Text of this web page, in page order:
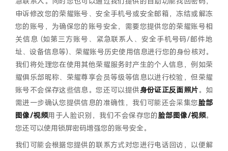
申诉修改您的荣耀账号、安全手机号或安全邮箱，冻结或解冻
您的账号，为确保您的账号安全，需要您提供您的荣耀账号相
关信息 (如第三方账号、紧急联系人、安全手机号码/邮件地
址、设备信息等)、荣耀账号历史使用信息进行您的身份核对。
我们将处理您在使用其他荣耀服务时产生的个人信息，例如荣
耀俱乐部昵称、荣耀尊享会员等级等信息以进行校验，但荣耀
账号不会保存这些信息。您还可以提供身份证正反面照片。如
需进一步确认您提供信息的准确性，我们可能还会采集您脸部
图像/视频用于人脸识别，我们不会保存您的脸部图像/视频。
您还可以使用锁屏密码增强您的账号安全。
我们可能会根据您提供的联系方式对您进行电话回访，以便解